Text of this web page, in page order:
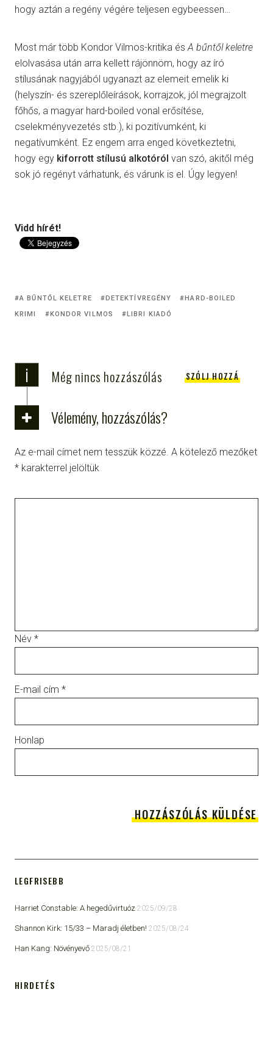
hogy aztán a regény végére teljesen egybeessen…
Most már több Kondor Vilmos-kritika és A bűntől keletre
elolvasása után arra kellett rájönnöm, hogy az író
stílusának nagyjából ugyanazt az elemeit emelik ki
(helyszín- és szereplőleírások, korrajzok, jól megrajzolt
főhős, a magyar hard-boiled vonal erősítése,
cselekményvezetés stb.), ki pozitívumként, ki
negatívumként. Ez engem arra enged következtetni,
hogy egy kiforrott stílusú alkotóról van szó, akitől még
sok jó regényt várhatunk, és várunk is el. Úgy legyen!
Vidd hírét!
A BŰNTŐL KELETRE DETEKTÍVREGÉNY
HARD-BOILED
KRIMI
KONDOR VILMOS LIBRI KIADÓ
i Még nincs hozzászólás SZÓLJ HOZZÁ
Vélemény, hozzászólás?
Az e-mail címet nem tesszük közzé. A kötelező mezőket
* karakterrel jelöltük
Név *
E-mail cím *
Honlap
LEGFRISEBB
Harriet Constable: A hegedűvirtuóz 2025/09/28
Shannon Kirk: 15/33 ​– Maradj életben! 2025/08/24
Han Kang: Növényevő 2025/08/21
HIRDETÉS